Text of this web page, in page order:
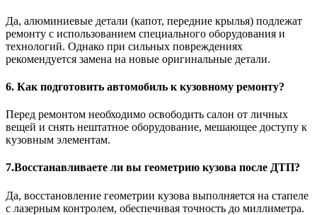
Да, алюминиевые детали (капот, передние крылья) подлежат
ремонту с использованием специального оборудования и
технологий. Однако при сильных повреждениях
рекомендуется замена на новые оригинальные детали.
6. Как подготовить автомобиль к кузовному ремонту?
Перед ремонтом необходимо освободить салон от личных
вещей и снять нештатное оборудование, мешающее доступу к
кузовным элементам.
7.Восстанавливаете ли вы геометрию кузова после ДТП?
Да, восстановление геометрии кузова выполняется на стапеле
с лазерным контролем, обеспечивая точность до миллиметра.